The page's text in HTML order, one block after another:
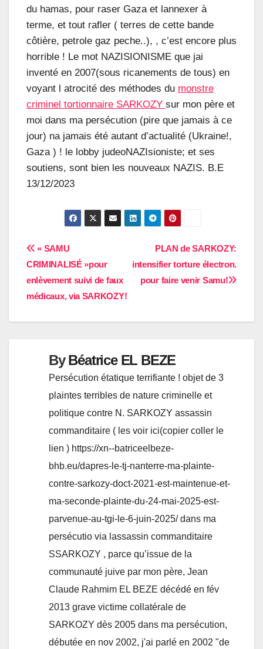
du hamas, pour raser Gaza et lannexer à
terme, et tout rafler ( terres de cette bande
côtière, petrole gaz peche..), , c’est encore plus
horrible ! Le mot NAZISIONISME que jai
inventé en 2007(sous ricanements de tous) en
voyant l atrocité des méthodes du monstre
criminel tortionnaire SARKOZY sur mon père et
moi dans ma persécution (pire que jamais à ce
jour) na jamais été autant d’actualité (Ukraine!,
Gaza ) ! le lobby judeoNAZIsioniste; et ses
soutiens, sont bien les nouveaux NAZIS. B.E
13/12/2023
Navigation
de
l’article
PLAN de SARKOZY:
intensifier torture électron.
pour faire venir Samu!
« SAMU
CRIMINALISÉ »pour
enlèvement suivi de faux
médicaux, via SARKOZY!
ByBéatrice EL BEZE
Persécution étatique terrifiante ! objet de 3
plaintes terribles de nature criminelle et
politique contre N. SARKOZY assassin
commanditaire ( les voir ici(copier coller le
lien ) https://xn--batriceelbeze-
bhb.eu/dapres-le-tj-nanterre-ma-plainte-
contre-sarkozy-doct-2021-est-maintenue-et-
ma-seconde-plainte-du-24-mai-2025-est-
parvenue-au-tgi-le-6-juin-2025/ dans ma
persécutio via lassassin commanditaire
SSARKOZY , parce qu’issue de la
communauté juive par mon père, Jean
Claude Rahmim EL BEZE décédé en fév
2013 grave victime collatérale de
SARKOZY dès 2005 dans ma persécution,
débutée en nov 2002, j'ai parlé en 2002 "de